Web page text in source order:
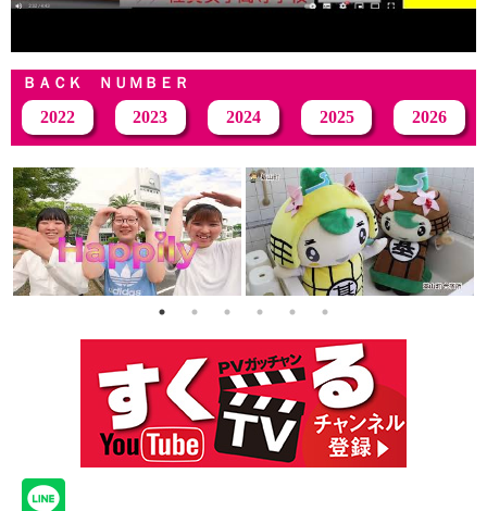
ＢＡＣＫ ＮＵＭＢＥＲ
2022 2023 2024 2025 2026